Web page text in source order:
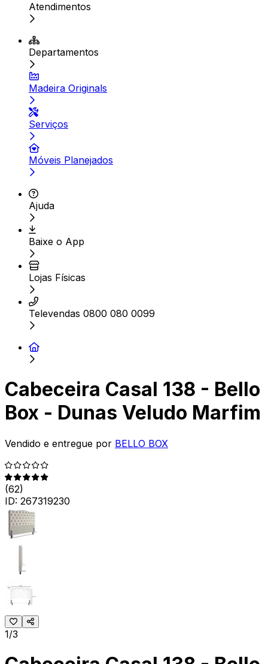
Atendimentos
Departamentos
Madeira Originals
Serviços
Móveis Planejados
Ajuda
Baixe o App
Lojas Físicas
Televendas 0800 080 0099
Cabeceira Casal 138 - Bello
Box - Dunas Veludo Marfim
Vendido e entregue por BELLO BOX
(62)
ID: 267319230
1/3